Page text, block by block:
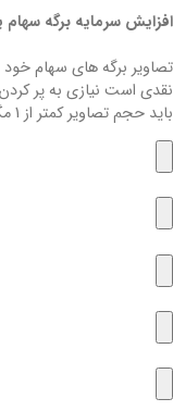
افزایش سرمایه برگه سهام
تصاویر برگه های سهام خود
نقدی است نیازی به پر
باید حجم تصاویر کمتر از 1 مگابایت باشد .